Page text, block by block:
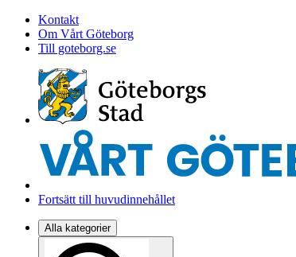
Kontakt
Om Vårt Göteborg
Till goteborg.se
Fortsätt till huvudinnehållet
Alla kategorier